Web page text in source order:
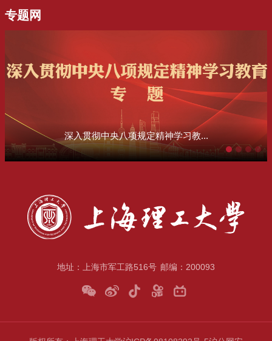
地址：上海市军工路516号 邮编：200093
专题网
深入贯彻中央八项规定精神学习教...